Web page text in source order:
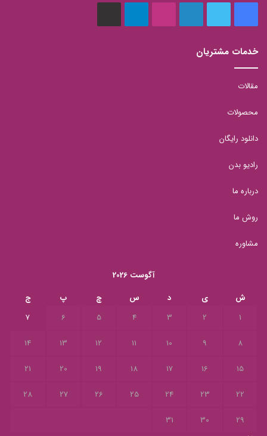
خدمات مشتریان
مقالات
محصولات
دانلود رایگان
رادیو بدن
درباره ما
روش ما
مشاوره
آگوست 2026
ش
ی د س چ پ
ج
1
2
3
4
5
6
7
8
9
10
11
12
13
14
15
16
17
18
19
20
21
22
23
24
25
26
27
28
29
30
31